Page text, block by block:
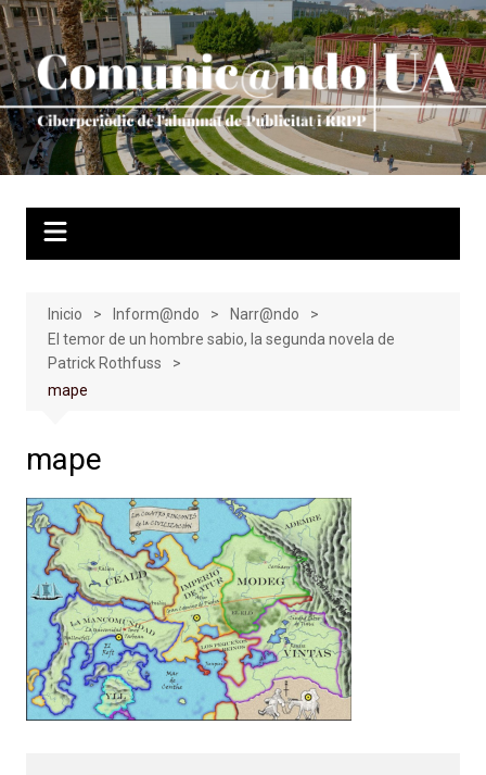
Saltar
al
contenido
Inicio Inform@ndo
Narr@ndo
El temor de un hombre sabio, la segunda novela de
Patrick Rothfuss
mape
mape